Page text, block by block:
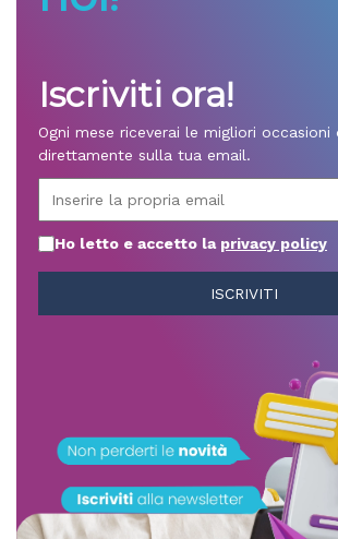
Iscriviti ora!
Ogni mese riceverai le migliori occasioni
direttamente sulla tua email.
Ho letto e accetto la privacy policy